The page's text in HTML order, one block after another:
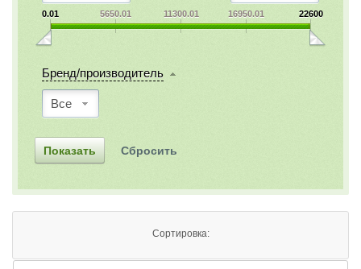
0.01 5650.01 11300.01 16950.01 22600
Бренд/производитель
Все
Сортировка: